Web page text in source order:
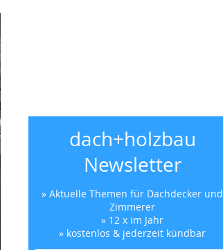
dach+holzbau
Newsletter
» Aktuelle Themen für Dachdecker und
Zimmerer
» 12 x im Jahr
» kostenlos & jederzeit kündbar